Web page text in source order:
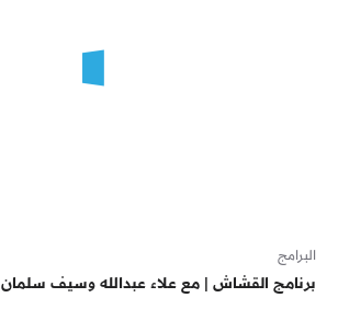
البرامج
برنامج القشاش | مع علاء عبدالله وسيف سلمان